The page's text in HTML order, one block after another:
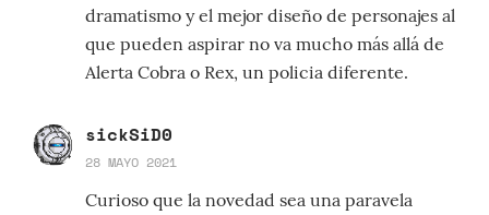
dramatismo y el mejor diseño de personajes al
que pueden aspirar no va mucho más allá de
Alerta Cobra o Rex, un policia diferente.
sickSiD0
28 MAYO 2021
Curioso que la novedad sea una paravela